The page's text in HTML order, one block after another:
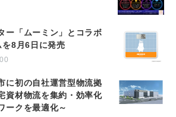
ー「ムーミン」とコラボ
を8月6日に発売
に初の自社運営型物流拠
資材物流を集約・効率化
ークを最適化～